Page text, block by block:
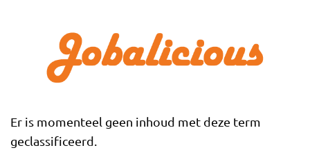
Er is momenteel geen inhoud met deze term
geclassificeerd.